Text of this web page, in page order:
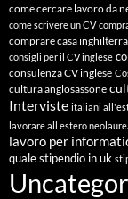
come cercare lavoro da
come scrivere un CV
comprare casa inghilterra
consigli per il CV inglese
consulenza CV inglese
cultura anglosassone
Interviste italiani
lavorare all estero
lavoro per
quale stipendio in uk